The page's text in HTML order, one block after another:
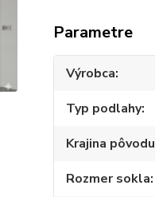
Parametre
Výrobca
Typ podlahy
Krajina pôvodu
Rozmer sokla